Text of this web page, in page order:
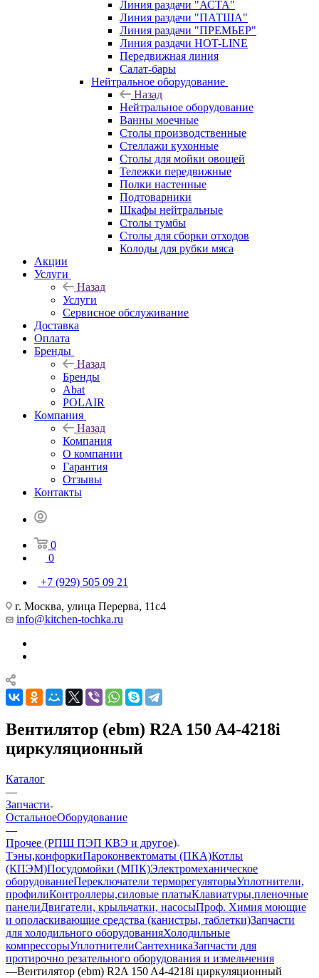
Линия раздачи "АСТА"
Линия раздачи "ПАТША"
Линия раздачи "ПРЕМЬЕР"
Линия раздачи HOT-LINE
Передвижная линия
Салат-бары
Нейтральное оборудование
Назад
Нейтральное оборудование
Ванны моечные
Столы производственные
Стеллажи кухонные
Столы для мойки овощей
Тележки передвижные
Полки настенные
Подтоварники
Шкафы нейтральные
Столы тумбы
Столы для сборки отходов
Колоды для рубки мяса
Акции
Услуги
Назад
Услуги
Сервисное обслуживание
Доставка
Оплата
Бренды
Назад
Бренды
Abat
POLAIR
Компания
Назад
Компания
О компании
Гарантия
Отзывы
Контакты
0
0
+7 (929) 505 09 21
г. Москва, улица Перерва, 11с4
info@kitchen-tochka.ru
Вентилятор (ebm) R2A 150 A4-4218i
циркуляционный
Каталог
—
Запчасти
ОстальноеОборудование
—
Прочее (РПШ ПЭП КВЭ и другое)
Тэны,конфоркиПароконвектоматы (ПКА)Котлы
(КПЭМ)Посудомойки (МПК)Электромеханическое
оборудованиеПереключатели терморегуляторыУплотнители,
профилиКонтроллеры,силовые платыКлавиатуры,пленочные
панелиДвигатели, крыльчатки, насосыПроф. Химия моющие
и ополаскивающие средства (канистры, таблетки)Запчасти
для холодильного оборудованияХолодильные
компрессорыУплотнителиСантехникаЗапчасти для
протирочно резательного оборудования и измельчения
—Вентилятор (ebm) R2A 150 A4-4218i циркуляционный